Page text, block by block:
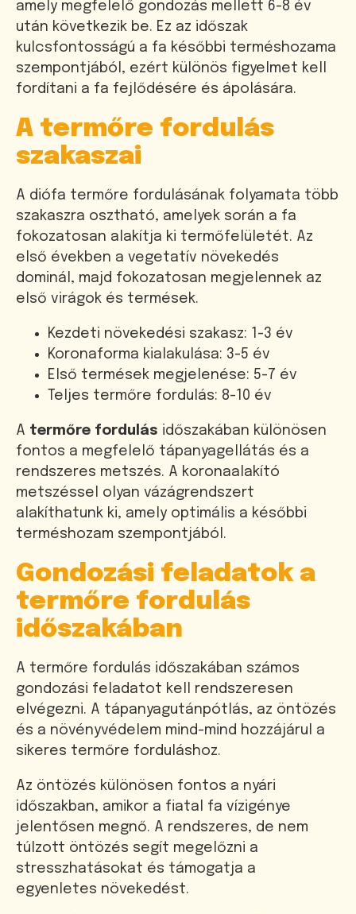
amely megfelelő gondozás mellett 6-8 év
után következik be. Ez az időszak
kulcsfontosságú a fa későbbi terméshozama
szempontjából, ezért különös figyelmet kell
fordítani a fa fejlődésére és ápolására.
A termőre fordulás
szakaszai
A diófa termőre fordulásának folyamata több
szakaszra osztható, amelyek során a fa
fokozatosan alakítja ki termőfelületét. Az
első években a vegetatív növekedés
dominál, majd fokozatosan megjelennek az
első virágok és termések.
Kezdeti növekedési szakasz: 1-3 év
Koronaforma kialakulása: 3-5 év
Első termések megjelenése: 5-7 év
Teljes termőre fordulás: 8-10 év
A termőre fordulás időszakában különösen
fontos a megfelelő tápanyagellátás és a
rendszeres metszés. A koronaalakító
metszéssel olyan vázágrendszert
alakíthatunk ki, amely optimális a későbbi
terméshozam szempontjából.
Gondozási feladatok a
termőre fordulás
időszakában
A termőre fordulás időszakában számos
gondozási feladatot kell rendszeresen
elvégezni. A tápanyagutánpótlás, az öntözés
és a növényvédelem mind-mind hozzájárul a
sikeres termőre forduláshoz.
Az öntözés különösen fontos a nyári
időszakban, amikor a fiatal fa vízigénye
jelentősen megnő. A rendszeres, de nem
túlzott öntözés segít megelőzni a
stresszhatásokat és támogatja a
egyenletes növekedést.